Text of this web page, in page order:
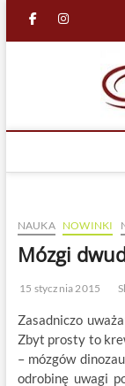
facebook
in
NAUKA NOWINKI
Mózgi
15 stycznia 2015
Zasadniczo
Zbyt prosty to
– mózgów
odrobinę uwagi